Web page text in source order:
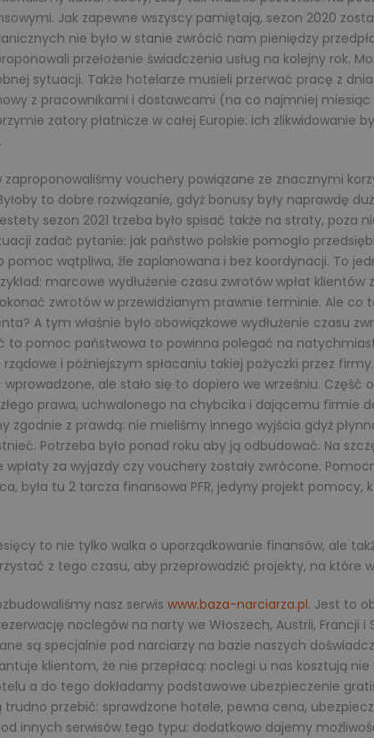
Jak zapewne wszyscy pamiętają, sezon 2020
nie było w stanie zwrócić nam pieniędzy
przełożenie świadczenia usług na kolejny rok.
sytuacji. Także hotelarze musieli przerwać pracę z
z pracownikami i dostawcami (na co najmniej miesiąc
zatory płatnicze w całej Europie: ich zlikwidowanie
zaproponowaliśmy vouchery powiązane ze znacznymi
to dobre rozwiązanie, gdyż bonusy były naprawdę
sezon 2021 trzeba było spisać także na straty, poza
zadać pytanie: jak państwo polskie pomogło
pomoc wątpliwa, źle zaplanowana i bez koordynacji. To
marcowe wydłużenie czasu zwrotów wpłat klientów
zwrotów w przewidzianym prawnie terminie. Ale co
A tym właśnie było obowiązkowe wydłużenie czasu
to pomoc państwowa to powinna polegać na
i późniejszym spłacaniu takiej pożyczki przez
wprowadzone, ale stało się to dopiero we wrześniu. Część
prawa, uchwalonego na chybcika i dającemu firmie
zgodnie z prawdą: nie mieliśmy innego wyjścia gdyż
Potrzeba było ponad roku aby ją odbudować. Na
wpłaty za wyjazdy czy vouchery zostały zwrócone.
była tu 2 tarcza finansowa PFR, jedyny projekt pomocy,
to nie tylko walka o uporządkowanie finansów, ale
z tego czasu, aby przeprowadzić projekty, na które
nasz serwis www.baza-narciarza.pl. Jest to
noclegów na narty we Włoszech, Austrii, Francji i
są specjalnie pod narciarzy na bazie naszych
klientom, że nie przepłacą: noclegi u nas kosztują
a do tego dokładamy podstawowe ubezpieczenie
trudno przebić: sprawdzone hotele, pewna cena,
od innych serwisów tego typu: dodatkowo dajemy